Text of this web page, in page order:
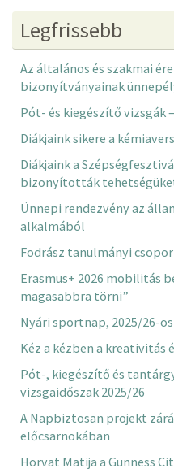
Legfrissebb
Az általános és szakmai
bizonyítványainak
Pót- és kiegészítő vizsgák
Diákjaink sikere a
Diákjaink a
bizonyították
Ünnepi rendezvény az
alkalmából
Fodrász tanulmányi
Erasmus+ 2026 mobilitás
magasabbra törni”
Nyári sportnap, 2025/26-
Kéz a kézben a kreativitás
Pót-, kiegészítő és
vizsgaidőszak 2025/26
A Napbiztosan projekt
előcsarnokában
Horvat Matija a Gunness